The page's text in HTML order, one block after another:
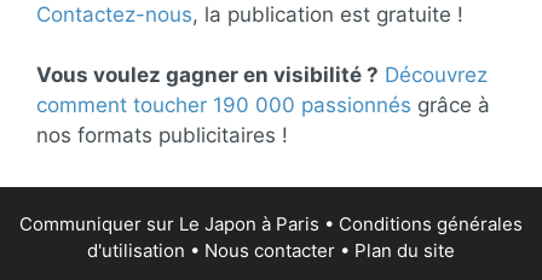
Contactez-nous, la publication est gratuite !
Vous voulez gagner en visibilité ? Découvrez
comment toucher 190 000 passionnés grâce à
nos formats publicitaires !
Communiquer sur Le Japon à Paris • Conditions générales
d'utilisation • Nous contacter • Plan du site